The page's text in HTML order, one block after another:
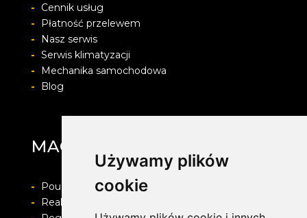
Używamy plików
cookie
-
Cennik usług
-
Płatność przelewem
-
Nasz serwis
- Serwis klimatyzacji
-
Mechanika samochodowa
-
Blog
MAG Opony
-
Pouczenie o prawie do odstapienia od umowy
-
Realizacja zamówienia i formy płatności